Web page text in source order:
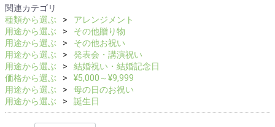
関連カテゴリ
種類から選ぶ
アレンジメント
用途から選ぶ
その他贈り物
用途から選ぶ
その他お祝い
用途から選ぶ
発表会・講演祝い
用途から選ぶ
結婚祝い・結婚記念日
価格から選ぶ
¥5,000～¥9,999
用途から選ぶ
母の日のお祝い
用途から選ぶ
誕生日